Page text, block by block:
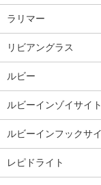
ラリマー
リビアングラス
ルビー
ルビーインゾイサイト
ルビーインフックサ
レピドライト